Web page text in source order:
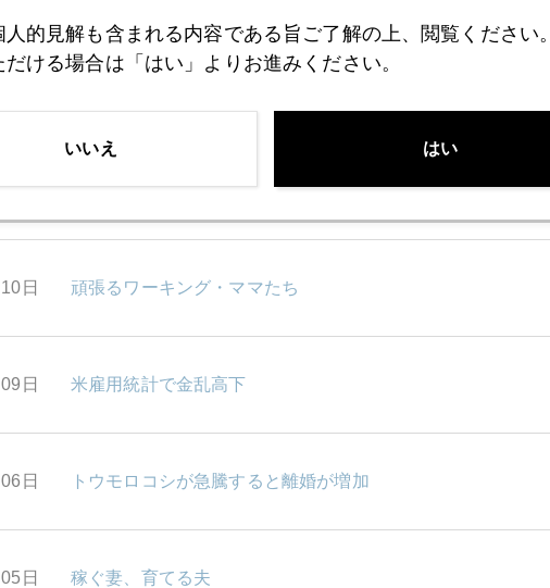
11日 チェコで純金入りビール発売
日 頑張るワーキング・ママたち
日 米雇用統計で金乱高下
日 トウモロコシが急騰すると離婚が増加
日 稼ぐ妻、育てる夫
的見解も含まれる内容である旨ご了解の上、閲覧ください。
だける場合は「はい」よりお進みください。
いいえ はい